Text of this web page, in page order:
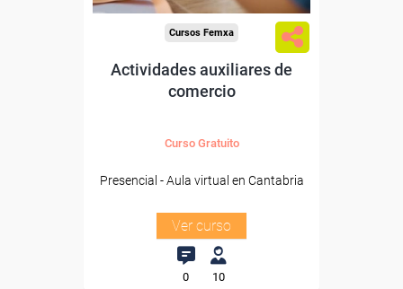
Cursos Femxa
Actividades auxiliares de
comercio
Curso Gratuito
Presencial - Aula virtual en Cantabria
Ver curso
0 10